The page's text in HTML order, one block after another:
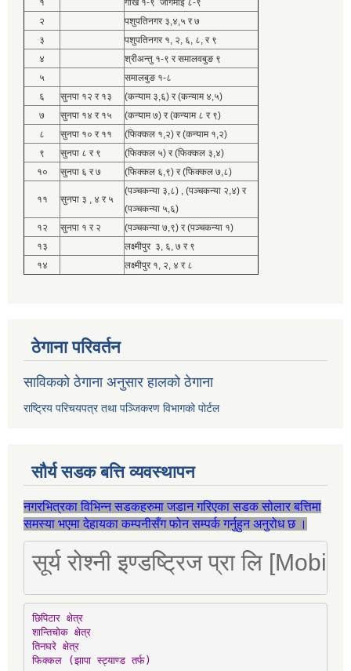
१
गोर्खे १-९ जोगमाई ८-९
२
पशुपतिनगर ३,४,५ र ७
३
पशुपतिनगर १, २, ६, ८, र ९
४
श्रीअन्तु १-९ र समालवबुङ ९
५
समालबुङ १-८
६
सुनपा १२ र १३
(कन्याम ३,६) र (कन्याम ४,५)
७
सुनपा १४ र १५
(कन्याम ७) र (कन्याम ८ र ९)
८
सुनपा १० र ११
(फिक्कल १,२) र (कन्याम १,२)
९
सुनपा ८ र ९
(फिक्कल ५) र (फिक्कल ३,४)
१०
सुनपा ६ र ७ (फिक्कल ६,९) र (फिक्कल ७,८)
११ सुनपा ३ , ४ र ५
(पञ्चकन्या ३,८) , (पञ्चकन्या २,४) र
(पञ्चकन्या ५,६)
१२
सुनपा १ र २
(पञ्चकन्या ७,९) र (पञ्चकन्या १)
१३
लक्ष्मीपुर ३, ६, ७ र ९
१४
लक्ष्मीपुर १, २, ४ र ८
ठेगाना परिवर्तन
साविकको ठेगाना अनुसार हालको ठेगाना
राष्ट्रिय परिचयपत्र तथा पञ्जिकरण विभागको पोर्टल
सौर्य सडक बत्ति व्यवस्थापन
नगरभित्रका विभिन्न सडकहरुमा जडान गरिएका सडक सोलार बत्तिमा
समस्या भएमा देहायका कम्पनीसँग फोन सम्पर्क गर्नुहुन अनुरोध छ ।
सूर्य रोश्नी इण्डष्ट्रिज प्रा लि
छिपिटार क्षेत्र
शान्तिचोक क्षेत्र
तिनघरे क्षेत्र
फिक्कल (झापा स्ट्याण्ड तर्फ)